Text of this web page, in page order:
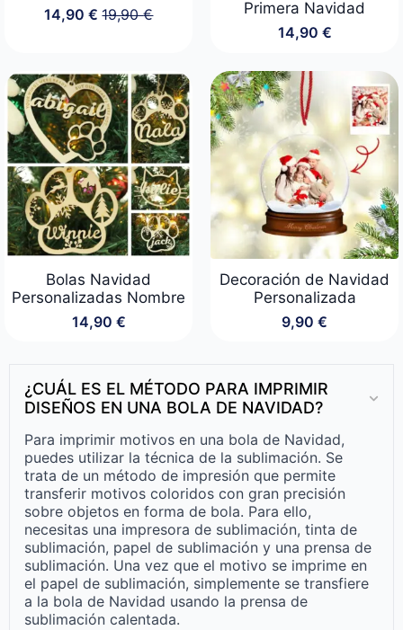
19,90€
El
era:
19,90 €.
14,90 € El
es:
14,90 €.
Primera Navidad
14,90 €
Bolas Navidad
Personalizadas Nombre
14,90 €
Decoración de Navidad
Personalizada
9,90 €
¿CUÁL ES EL MÉTODO PARA IMPRIMIR
DISEÑOS EN UNA BOLA DE NAVIDAD?
Para imprimir motivos en una bola de Navidad,
puedes utilizar la técnica de la sublimación. Se
trata de un método de impresión que permite
transferir motivos coloridos con gran precisión
sobre objetos en forma de bola. Para ello,
necesitas una impresora de sublimación, tinta de
sublimación, papel de sublimación y una prensa de
sublimación. Una vez que el motivo se imprime en
el papel de sublimación, simplemente se transfiere
a la bola de Navidad usando la prensa de
sublimación calentada.